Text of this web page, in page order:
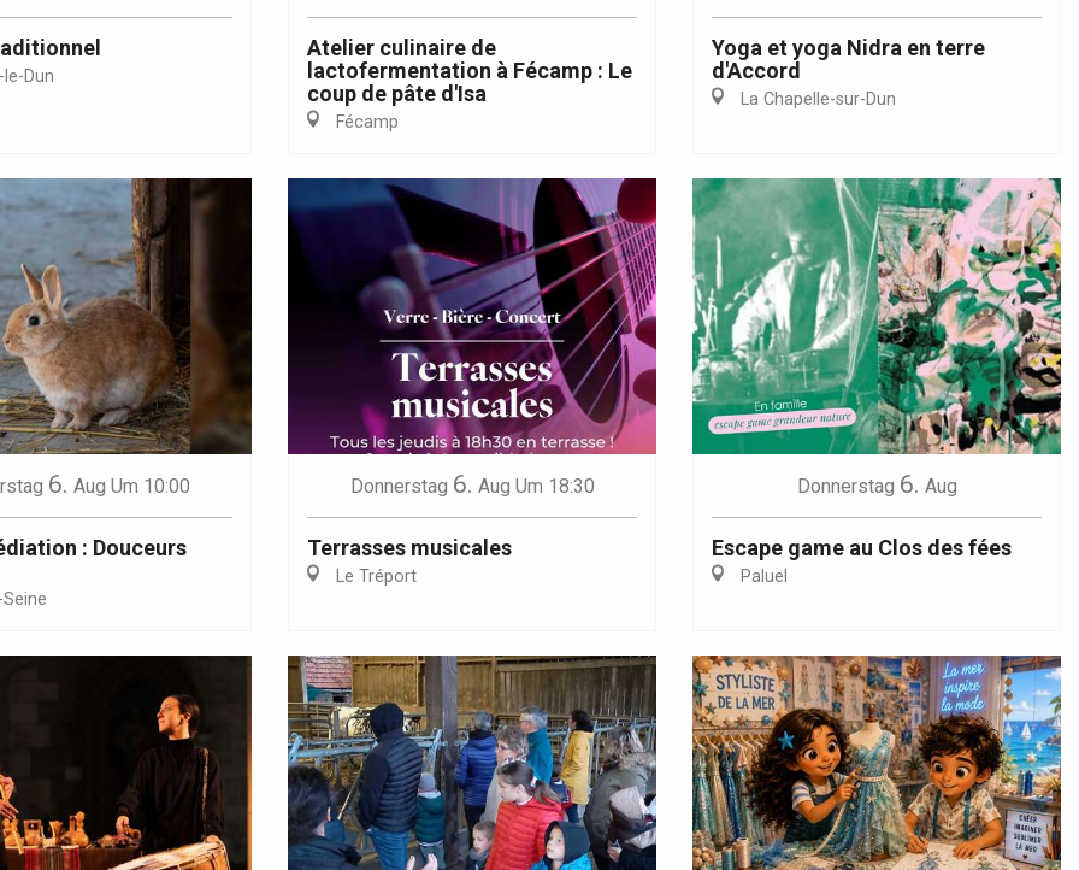
Dun
Atelier culinaire de
lactofermentation à Fécamp : Le
coup de pâte d'Isa
Fécamp
Yoga et yoga Nidra en terre
d'Accord
La Chapelle-sur-Dun
6. Aug Um 10:00
: Douceurs
Donnerstag 6. Aug Um 18:30
Terrasses musicales
Le Tréport
Donnerstag 6. Aug
Escape game au Clos des fées
Paluel